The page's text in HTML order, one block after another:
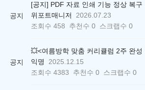
공지
위포트매니저
2026.07.23
조회수 458 추천수 0 스크랩수 0
공지
익명
2025.12.15
조회수 4383 추천수 0 스크랩수 0